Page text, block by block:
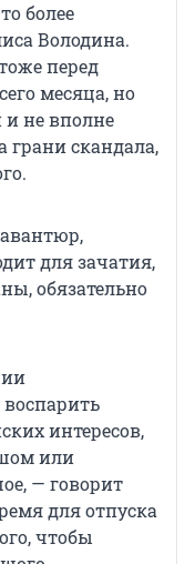
более
Володина.
перед
месяца, но
не вполне
грани скандала,
для зачатия,
обязательно
воспарить
интересов,
или
— говорит
для отпуска
чтобы